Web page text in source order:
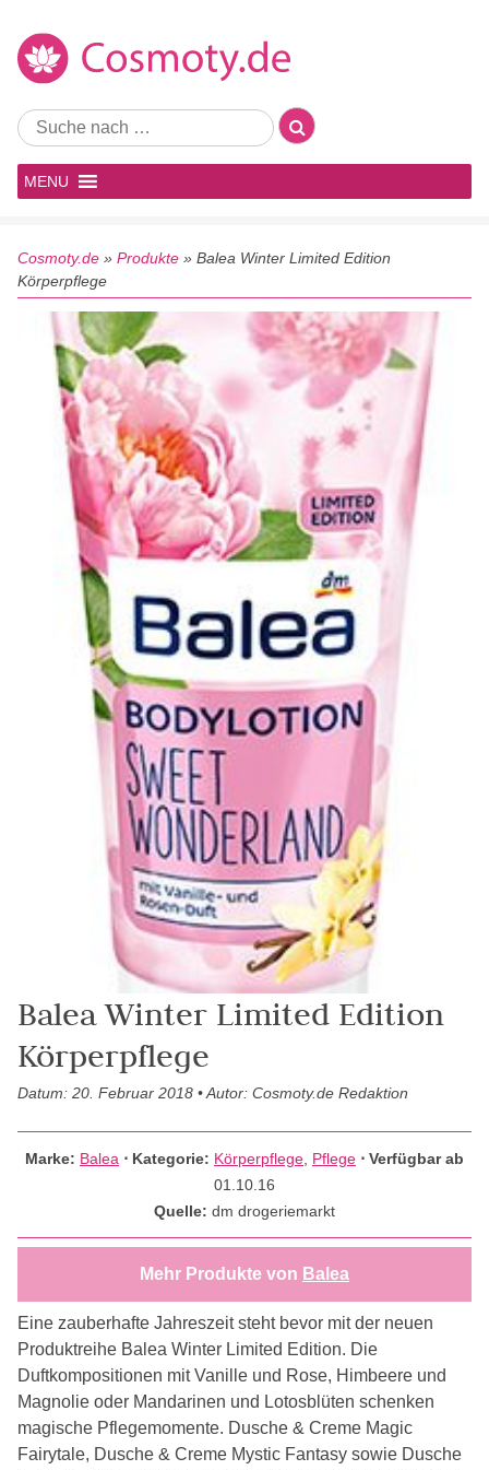
MENU
Cosmoty.de » Produkte » Balea Winter Limited Edition
Körperpflege
Balea Winter Limited Edition
Körperpflege
Datum: 20. Februar 2018 • Autor: Cosmoty.de Redaktion
Marke: Balea ⋅ Kategorie: Körperpflege Pflege ⋅ Verfügbar ab
01.10.16
Quelle: dm drogeriemarkt
Mehr Produkte von Balea
Eine zauberhafte Jahreszeit steht bevor ­mit der neuen
Produktreihe Balea Winter Limited Edition. Die
Duftkompositionen mit Vanille und Rose, Himbeere und
Magnolie oder Mandarinen und Lotosblüten schenken
magische Pflegemomente. Dusche & Creme Magic
Fairytale, Dusche & Creme Mystic Fantasy sowie Dusche